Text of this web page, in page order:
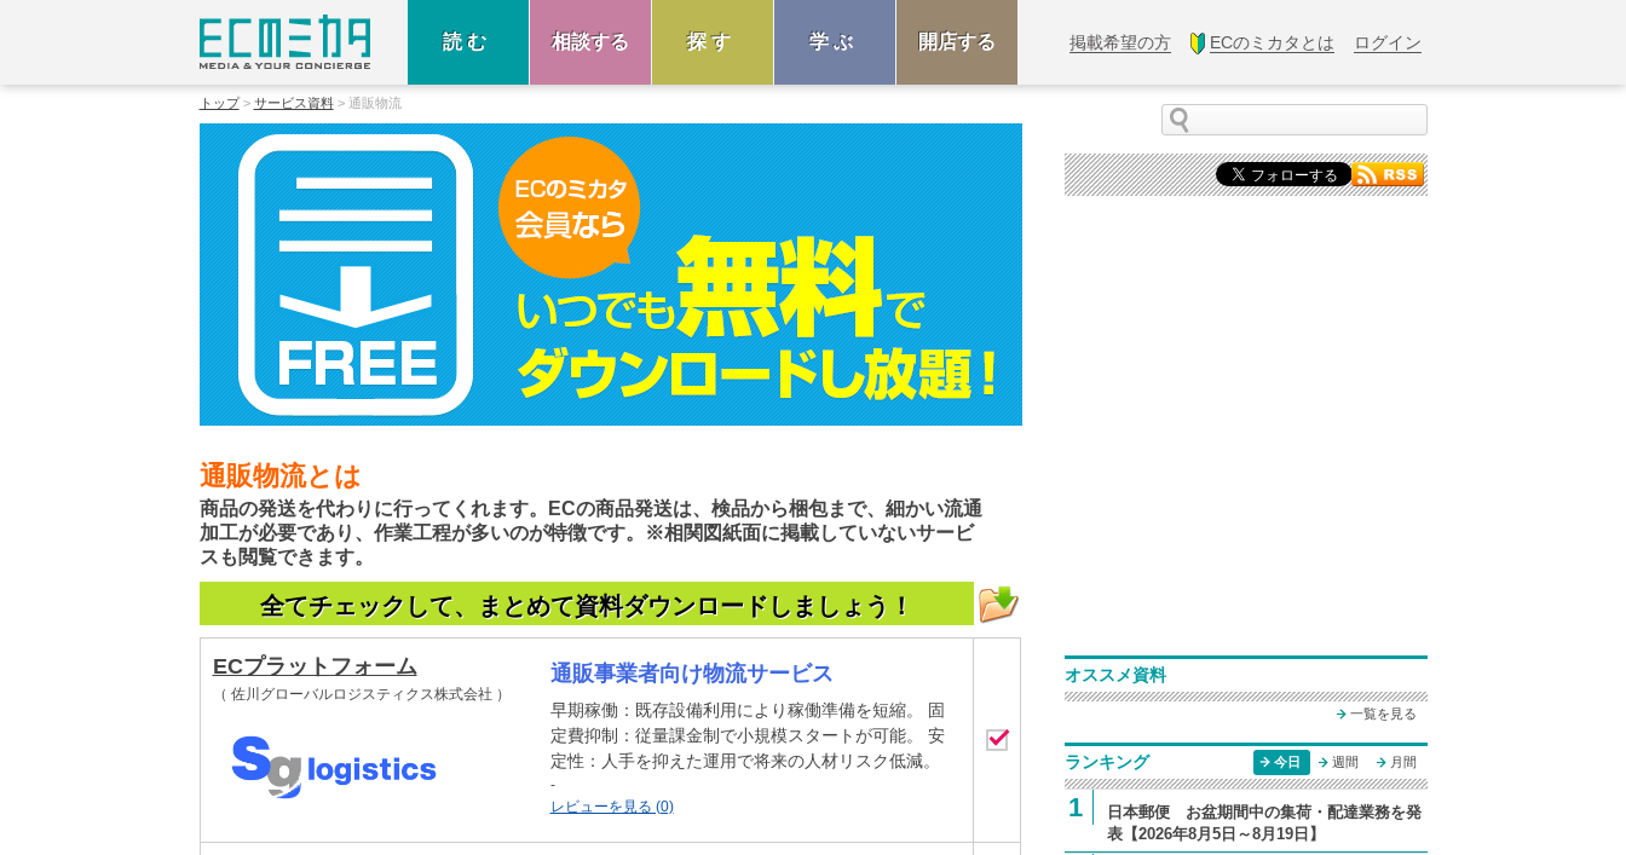
読む 相談する 探す 学ぶ 開店する 掲載希望の方 ECのミカタとは ログイン
トップ サービス資料 通販物流
通販物流とは
商品の発送を代わりに行ってくれます。ECの商品発送は、検品から梱包まで、細かい流通
加工が必要であり、作業工程が多いのが特徴です。※相関図紙面に掲載していないサービ
スも閲覧できます。
全てチェックして、まとめて資料ダウンロードしましょう！
ECプラットフォーム
（ 佐川グローバルロジスティクス株式会社 ）
通販事業者向け物流サービス
早期稼働：既存設備利用により稼働準備を短縮。 固
定費抑制：従量課金制で小規模スタートが可能。 安
定性：人手を抑えた運用で将来の人材リスク低減。
-
レビューを見る (0)
オススメ資料
一覧を見る
ランキング 今日 週間 月間
1
日本郵便 お盆期間中の集荷・配達業務を発
表【2026年8月5日～8月19日】